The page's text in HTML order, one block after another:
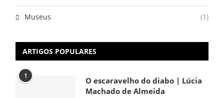
Museus (1)
ARTIGOS POPULARES
1
O escaravelho do diabo | Lúcia
Machado de Almeida